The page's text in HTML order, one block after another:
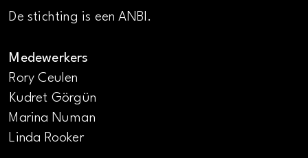
De stichting is een ANBI.
Medewerkers
Rory Ceulen
Kudret Görgün
Marina Numan
Linda Rooker